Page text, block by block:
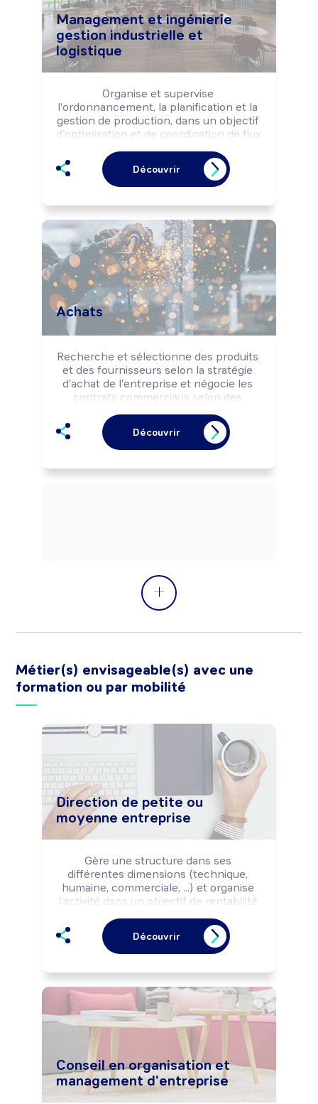
Management et ingénierie
gestion industrielle et
logistique
Organise et supervise
l'ordonnancement, la planification et la
gestion de production, dans un objectif
d'optimisation et de coordination de flux
besoins et les impératifs de coûts,
délais et qualité.
Peut diriger une équipe ou un service et
Découvrir
Achats
Recherche et sélectionne des produits
et des fournisseurs selon la stratégie
d'achat de l'entreprise et négocie les
contrats commerciaux selon des
Peut élaborer une stratégie d'achat
pour l'entreprise. Peut coordonner une
équipe.
Découvrir
Métier(s) envisageable(s) avec une
formation ou par mobilité
Direction de petite ou
moyenne entreprise
Gère une structure dans ses
différentes dimensions (technique,
humaine, commerciale, ...) et organise
l'activité dans un objectif de rentabilité
fixées par les pouvoirs publics.
Découvrir
Conseil en organisation et
management d'entreprise